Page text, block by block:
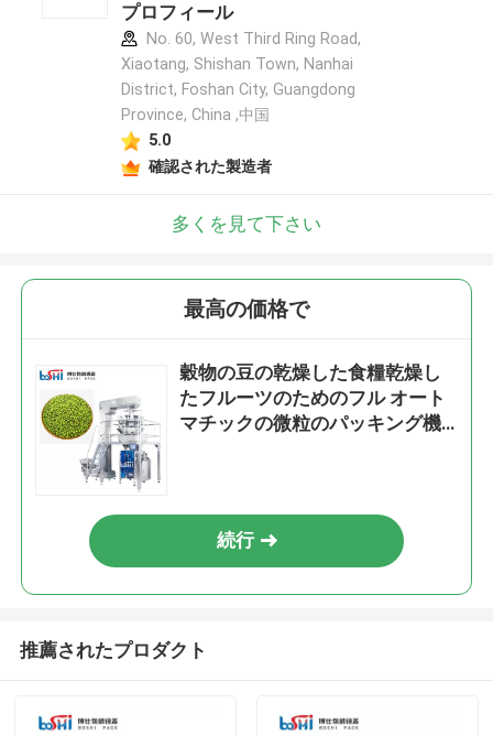
プロフィール
No. 60, West Third Ring Road,
Xiaotang, Shishan Town, Nanhai
District, Foshan City, Guangdong
Province, China ,中国
5.0
確認された製造者
多くを見て下さい
最高の価格で
穀物の豆の乾燥した食糧乾燥し
たフルーツのためのフル オート
マチックの微粒のパッキング機
続行
推薦されたプロダクト